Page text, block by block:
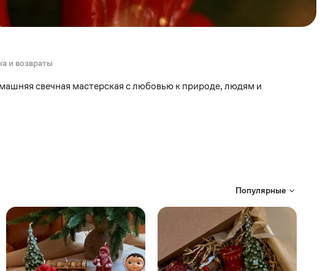
и возвраты
свечная мастерская с любовью к природе, людям и
Популярные